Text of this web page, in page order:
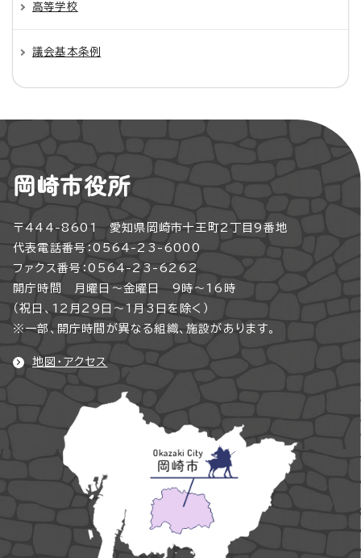
高等学校
議会基本条例
岡崎市役所
〒444-8601 愛知県岡崎市十王町2丁目9番地
代表電話番号：0564-23-6000
ファクス番号：0564-23-6262
開庁時間 月曜日～金曜日 9時～16時
（祝日、12月29日～1月3日を除く）
※一部、開庁時間が異なる組織、施設があります。
地図・アクセス